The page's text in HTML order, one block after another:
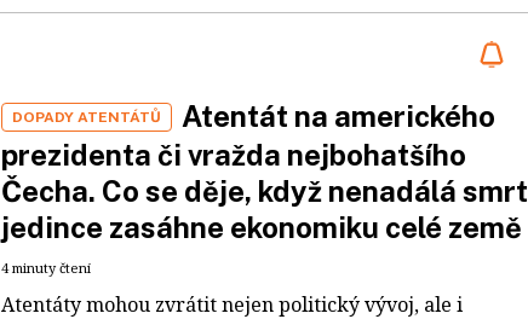
DOPADY ATENTÁTŮ
Atentát na amerického
prezidenta či vražda nejbohatšího
Čecha. Co se děje, když nenadálá smrt
jedince zasáhne ekonomiku celé země
4 minuty čtení
Atentáty mohou zvrátit nejen politický vývoj, ale i